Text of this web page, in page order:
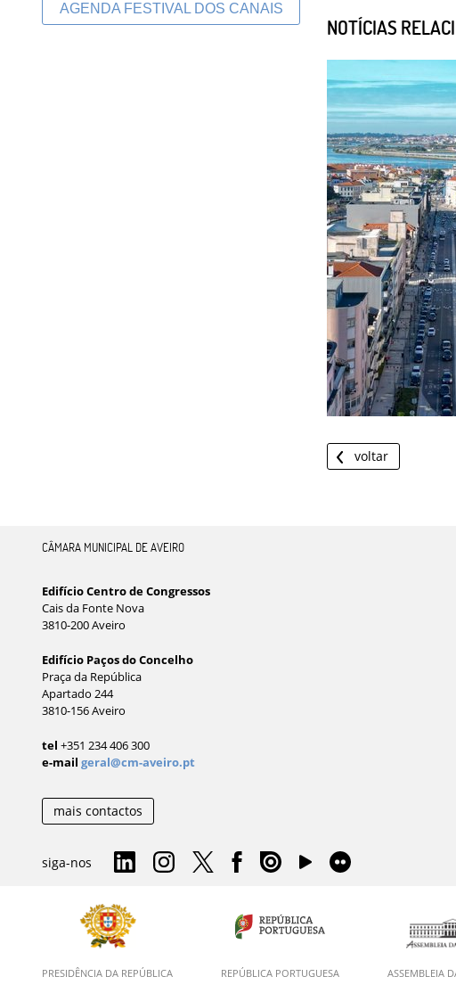
AGENDA FESTIVAL DOS CANAIS
NOTÍCIAS
voltar
CÂMARA MUNICIPAL DE AVEIRO
Edifício Centro de Congressos
Cais da Fonte Nova
3810-200 Aveiro
Edifício Paços do Concelho
Praça da República
Apartado 244
3810-156 Aveiro
tel +351 234 406 300
e-mail geral@cm-aveiro.pt
mais contactos
siga-nos
PRESIDÊNCIA DA REPÚBLICA REPÚBLICA PORTUGUESA ASSEMBLEIA